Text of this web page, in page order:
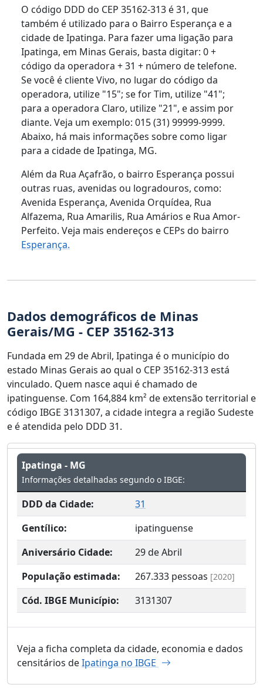
O código DDD do CEP 35162-313 é 31, que
também é utilizado para o Bairro Esperança e a
cidade de Ipatinga. Para fazer uma ligação para
Ipatinga, em Minas Gerais, basta digitar: 0 +
código da operadora + 31 + número de telefone.
Se você é cliente Vivo, no lugar do código da
operadora, utilize "15"; se for Tim, utilize "41";
para a operadora Claro, utilize "21", e assim por
diante. Veja um exemplo: 015 (31) 99999-9999.
Abaixo, há mais informações sobre como ligar
para a cidade de Ipatinga, MG.
Além da Rua Açafrão, o bairro Esperança possui
outras ruas, avenidas ou logradouros, como:
Avenida Esperança, Avenida Orquídea, Rua
Alfazema, Rua Amarilis, Rua Amários e Rua Amor-
Perfeito. Veja mais endereços e CEPs do bairro
Esperança.
Dados demográficos de Minas
Gerais/MG - CEP 35162-313
Fundada em 29 de Abril, Ipatinga é o município do
estado Minas Gerais ao qual o CEP 35162-313 está
vinculado. Quem nasce aqui é chamado de
ipatinguense. Com 164,884 km² de extensão territorial e
código IBGE 3131307, a cidade integra a região Sudeste
e é atendida pelo DDD 31.
Ipatinga - MG
Informações detalhadas segundo o IBGE:
DDD da Cidade:
31
Gentílico:
ipatinguense
Aniversário Cidade:
29 de Abril
População estimada:
267.333 pessoas [2020]
Cód. IBGE Município: 3131307
Veja a ficha completa da cidade, economia e dados
censitários deIpatinga no IBGE